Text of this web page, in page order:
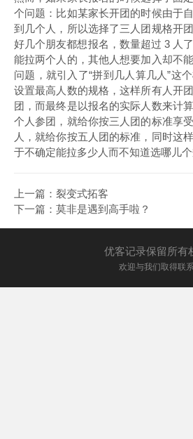
个问题：比如某家长开团的时候由于
到几个人，所以选择了三人团规格开
好几个朋友都想报名，数量超过 3 人
能拉两个人的，其他人想要加入却不
问题，就引入了“拼到几人算几人”这
设置最高人数的规格，这样所有人开
团，而最终是以报名的实际人数来计
个人参团，就给你按三人团的标准享
人，就给你按五人团的标准，同时这
于不确定能拉多少人而不知道选哪儿个
上一篇： 裂变式拓客
下一篇： 莫非是遇到高手啦？
优客记录保留所有
欢迎与我们取得联